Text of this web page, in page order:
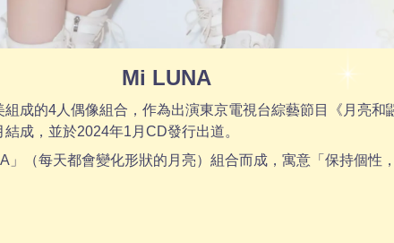
Mi LUNA
成的4人偶像組合，作為出演東京電視台綜藝節目《月亮和
成，並於2024年1月CD發行出道。
（每天都會變化形狀的月亮）組合而成，寓意「保持個性